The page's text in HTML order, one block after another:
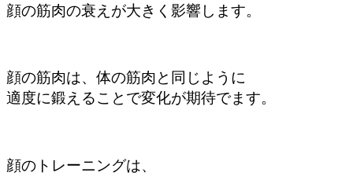
顔の筋肉の衰えが大きく影響します。
顔の筋肉は、体の筋肉と同じように
適度に鍛えることで変化が期待でます。
顔のトレーニングは、